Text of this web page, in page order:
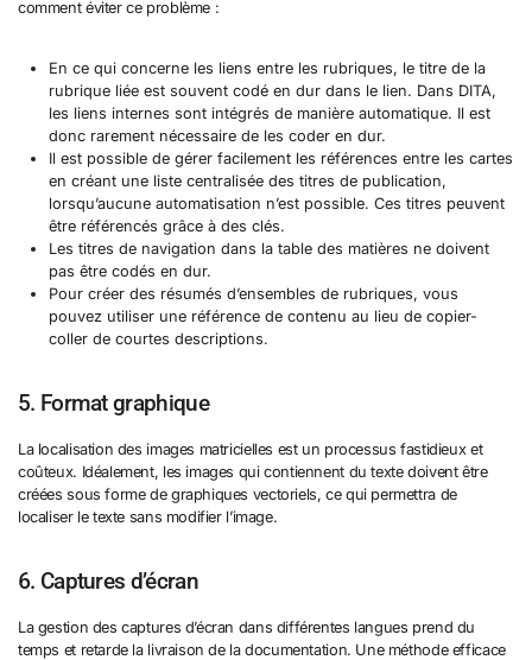
comment éviter ce problème :
En ce qui concerne les liens entre les rubriques, le titre de la
rubrique liée est souvent codé en dur dans le lien. Dans DITA,
les liens internes sont intégrés de manière automatique. Il est
donc rarement nécessaire de les coder en dur.
Il est possible de gérer facilement les références entre les cartes
en créant une liste centralisée des titres de publication,
lorsqu’aucune automatisation n’est possible. Ces titres peuvent
être référencés grâce à des clés.
Les titres de navigation dans la table des matières ne doivent
pas être codés en dur.
Pour créer des résumés d’ensembles de rubriques, vous
pouvez utiliser une référence de contenu au lieu de copier-
coller de courtes descriptions.
5. Format graphique
La localisation des images matricielles est un processus fastidieux et
coûteux. Idéalement, les images qui contiennent du texte doivent être
créées sous forme de graphiques vectoriels, ce qui permettra de
localiser le texte sans modifier l’image.
6. Captures d’écran
La gestion des captures d’écran dans différentes langues prend du
temps et retarde la livraison de la documentation. Une méthode efficace